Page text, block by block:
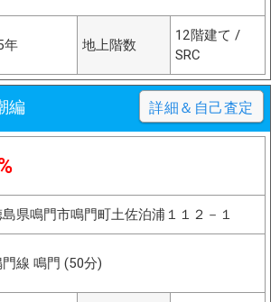
年 地上階数
12階建て /
SRC
編 詳細＆自己査定
県鳴門市鳴門町土佐泊浦１１２－１
線 鳴門 (50分)